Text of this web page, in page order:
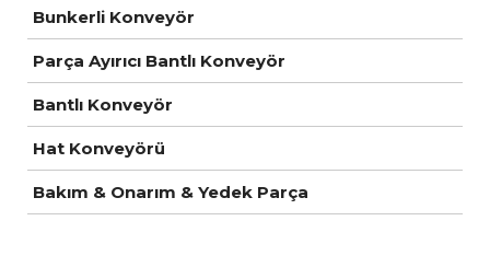
Bunkerli Konveyör
Parça Ayırıcı Bantlı Konveyör
Bantlı Konveyör
Hat Konveyörü
Bakım & Onarım & Yedek Parça